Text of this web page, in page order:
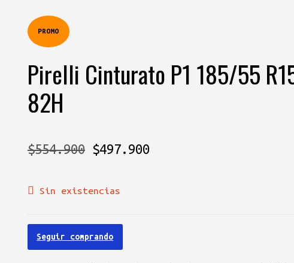
PROMO
Pirelli Cinturato P1 185/55
82H
$554.900 El
original
era:
$554.900.
$497.900El
Sin existencias
Seguir comprando